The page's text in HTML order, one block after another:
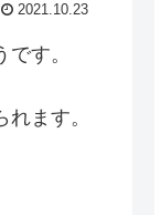
2021.10.23
す。
ます。